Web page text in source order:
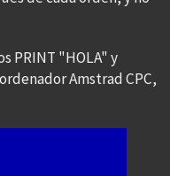
PRINT "HOLA" y
Amstrad CPC,